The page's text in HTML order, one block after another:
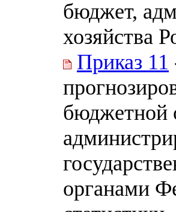
бюджет,
хозяйства
Приказ 11
бюджетной
органами